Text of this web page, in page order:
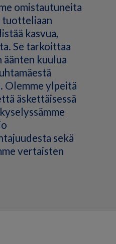
omistautuneita
tuotteliaan
kasvua,
Se tarkoittaa
äänten kuulua
Olemme ylpeitä
äskettäisessä
sekä
vertaisten